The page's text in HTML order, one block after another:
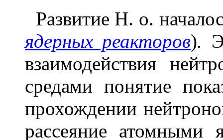
Развитие Н. о.
ядерных реакторов).
взаимодействия
средами понятие
прохождении
рассеяние атомными